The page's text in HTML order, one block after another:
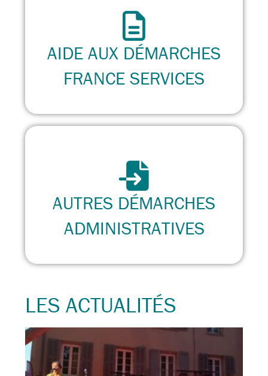
AIDE AUX DÉMARCHES
FRANCE SERVICES
AUTRES DÉMARCHES
ADMINISTRATIVES
LES ACTUALITÉS